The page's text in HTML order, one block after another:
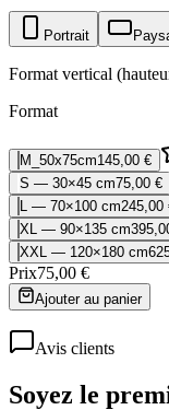
Portrait
Format vertical
Format
M_50x75cm145,00 €
S — 30×45 cm75,00 €
L — 70×100 cm245,00
XL — 90×135 cm
XXL — 120×180 cm
Prix75,00 €
Ajouter au panier
Avis clients
Soyez le